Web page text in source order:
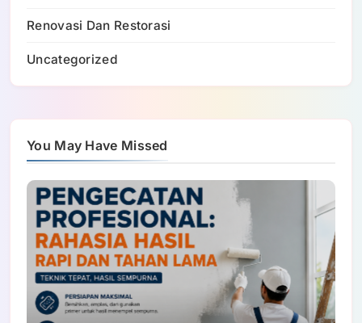
Renovasi Dan Restorasi
Uncategorized
You May Have Missed